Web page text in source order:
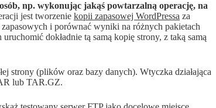
np. wykonując jakąś powtarzalną operację, na
jest tworzenie kopii zapasowej WordPressa za
i porównać wyniki na różnych pakietach
dokładnie tą samą kopię strony, z taką samą
strony (plików oraz bazy danych). Wtyczka działająca
lub TAR.GZ.